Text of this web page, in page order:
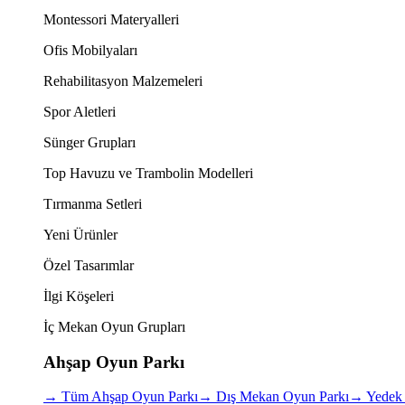
Montessori Materyalleri
Ofis Mobilyaları
Rehabilitasyon Malzemeleri
Spor Aletleri
Sünger Grupları
Top Havuzu ve Trambolin Modelleri
Tırmanma Setleri
Yeni Ürünler
Özel Tasarımlar
İlgi Köşeleri
İç Mekan Oyun Grupları
Ahşap Oyun Parkı
→ Tüm Ahşap Oyun Parkı→ Dış Mekan Oyun Parkı→ Yedek